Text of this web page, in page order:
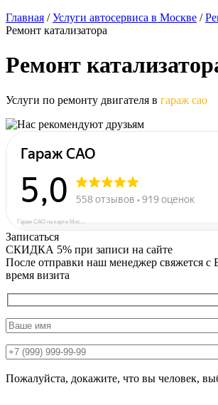
Главная /Услуги автосервиса в Москве /
Ремонт катализатора
Ремонт
Услуги по ремонту двигателя в гараж сао
Гараж САО на карте Москвы — Яндекс Карты
Записаться
СКИДКА 5% при записи на сайте
После отправки наш менеджер свяжется с
время визита
Пожалуйста, докажите, что вы человек,